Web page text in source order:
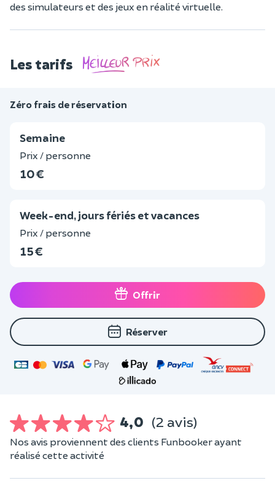
des simulateurs et des jeux en réalité virtuelle.
Les tarifs
Zéro frais de réservation
Semaine
Prix / personne
10 €
Week-end, jours fériés et vacances
Prix / personne
15 €
Offrir
Réserver
4,0 (2 avis)
Nos avis proviennent des clients Funbooker ayant
réalisé cette activité